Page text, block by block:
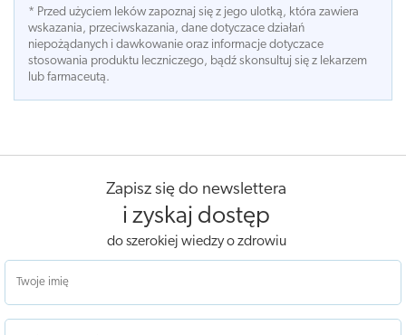
* Przed użyciem leków zapoznaj się z jego ulotką, która zawiera
wskazania, przeciwskazania, dane dotyczace działań
niepożądanych i dawkowanie oraz informacje dotyczace
stosowania produktu leczniczego, bądź skonsultuj się z lekarzem
lub farmaceutą.
Zapisz się do newslettera
i zyskaj dostęp
do szerokiej wiedzy o zdrowiu